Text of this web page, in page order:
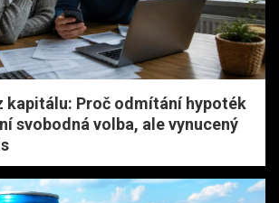
kapitálu: Proč odmítání hypoték
svobodná volba, ale vynucený